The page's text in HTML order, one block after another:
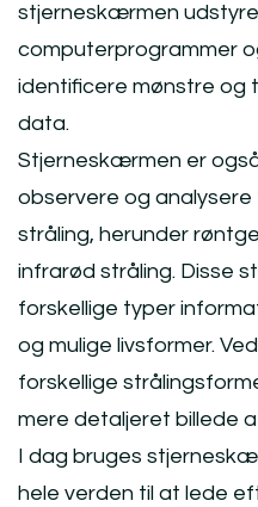
stjerneskærmen
computerprogrammer
identificere mønstre og
data.
Stjerneskærmen er
observere og
stråling, herunder
infrarød stråling. Disse
forskellige typer
og mulige livsformer.
forskellige
mere detaljeret billede
I dag bruges
hele verden til at lede